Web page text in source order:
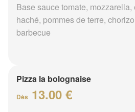
Base sauce tomate,
haché, pommes de terre,
barbecue
Pizza la bolognaise
Dès 13.00 €